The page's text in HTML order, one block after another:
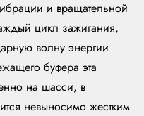
и вращательной
цикл зажигания,
волну энергии
буфера эта
на шасси, в
невыносимо жестким